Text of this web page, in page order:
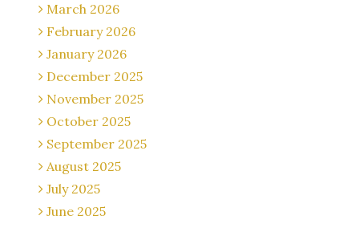
March 2026
February 2026
January 2026
December 2025
November 2025
October 2025
September 2025
August 2025
July 2025
June 2025